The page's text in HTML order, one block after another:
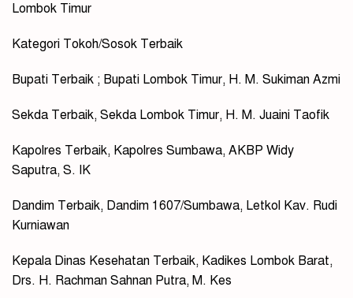
Lombok Timur
Kategori Tokoh/Sosok Terbaik
Bupati Terbaik ; Bupati Lombok Timur, H. M. Sukiman Azmi
Sekda Terbaik, Sekda Lombok Timur, H. M. Juaini Taofik
Kapolres Terbaik, Kapolres Sumbawa, AKBP Widy
Saputra, S. IK
Dandim Terbaik, Dandim 1607/Sumbawa, Letkol Kav. Rudi
Kurniawan
Kepala Dinas Kesehatan Terbaik, Kadikes Lombok Barat,
Drs. H. Rachman Sahnan Putra, M. Kes